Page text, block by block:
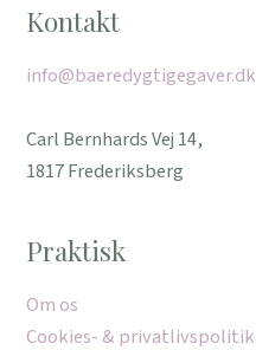
Kontakt
info@baeredygtigegaver.dk
Carl Bernhards Vej 14,
1817 Frederiksberg
Praktisk
Om os
Cookies- & privatlivspolitik